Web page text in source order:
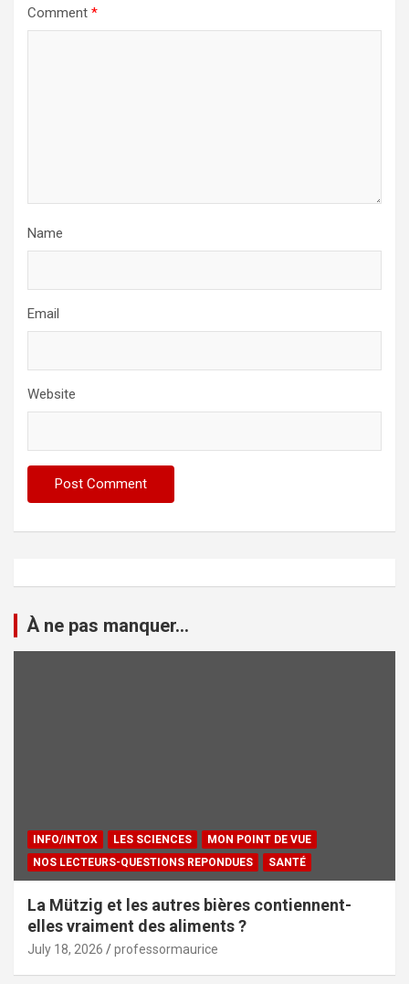
Comment *
Name
Email
Website
À ne pas manquer...
INFO/INTOX LES SCIENCES
MON POINT DE VUE
NOS LECTEURS-QUESTIONS REPONDUES
SANTÉ
La Mützig et les autres bières contiennent-
elles vraiment des aliments ?
July 18, 2026 professormaurice